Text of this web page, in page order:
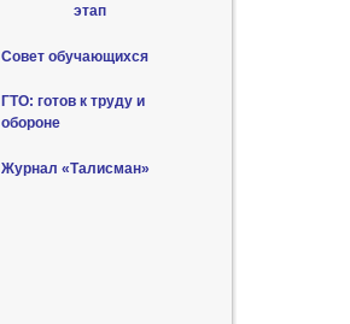
этап
Совет обучающихся
ГТО: готов к труду и
обороне
Журнал «Талисман»